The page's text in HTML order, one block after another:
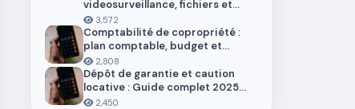
videosurveillance, fichiers et
donnees personnelles
3,572
Comptabilité de copropriété :
plan comptable, budget et
trésorerie 2026
2,808
Dépôt de garantie et caution
locative : Guide complet 2025
pour locataires et propriétaires
2,450